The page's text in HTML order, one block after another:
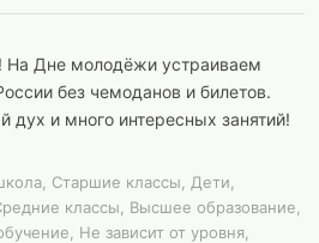
На Дне молодёжи устраиваем
без чемоданов и билетов.
дух и много интересных занятий!
Старшие классы, Дети,
классы, Высшее образование,
Не зависит от уровня,